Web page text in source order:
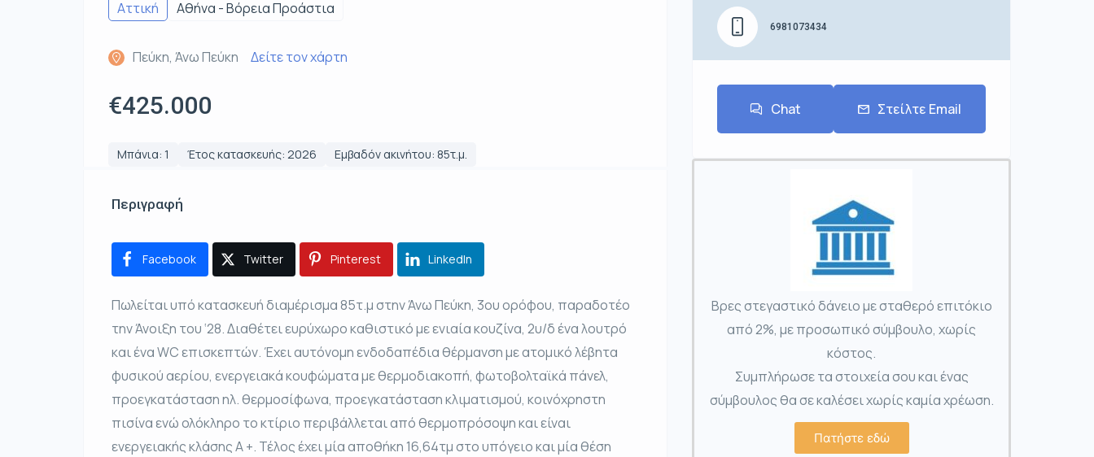
Αττική Αθήνα - Βόρεια Προάστια
Πεύκη, Άνω Πεύκη Δείτε τον χάρτη
€425.000
Μπάνια: 1 Έτος κατασκευής: 2026 Εμβαδόν ακινήτου: 85τ.μ.
Περιγραφή
Facebook Twitter Pinterest LinkedIn
Πωλείται υπό κατασκευή διαμέρισμα 85τ.μ στην Άνω Πεύκη, 3ου ορόφου, παραδοτέο
την Άνοιξη του ‘28. Διαθέτει ευρύχωρο καθιστικό με ενιαία κουζίνα, 2υ/δ ένα λουτρό
και ένα WC επισκεπτών. Έχει αυτόνομη ενδοδαπέδια θέρμανση με ατομικό λέβητα
φυσικού αερίου, ενεργειακά κουφώματα με θερμοδιακοπή, φωτοβολταϊκά πάνελ,
προεγκατάσταση ηλ. θερμοσίφωνα, προεγκατάσταση κλιματισμού, κοινόχρηστη
πισίνα ενώ ολόκληρο το κτίριο περιβάλλεται από θερμοπρόσοψη και είναι
ενεργειακής κλάσης Α +. Τέλος έχει μία αποθήκη 16,64τμ στο υπόγειο και μία θέση
6981073434
Chat Στείλτε Email
Βρες στεγαστικό δάνειο με σταθερό επιτόκιο
από 2%, με προσωπικό σύμβουλο, χωρίς
κόστος.
Συμπλήρωσε τα στοιχεία σου και ένας
σύμβουλος θα σε καλέσει χωρίς καμία χρέωση.
Πατήστε εδώ